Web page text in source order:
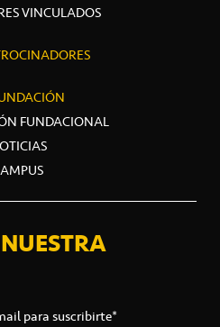
VINCULADOS
FUNDACIONAL
para suscribirte*